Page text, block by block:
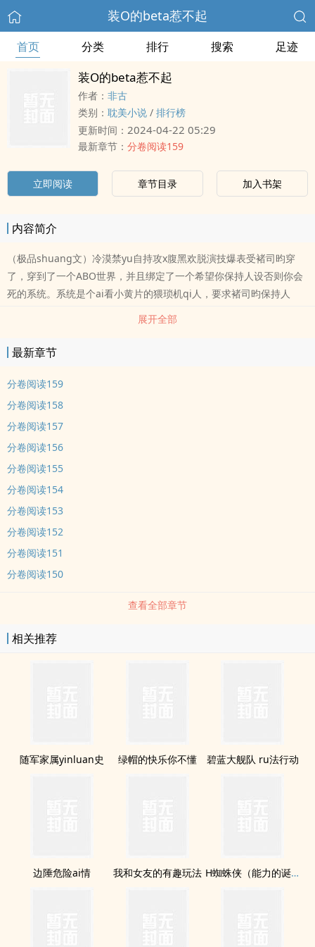
装O的beta惹不起
首页 分类 排行 搜索 足迹
装O的beta惹不起
作者： 非古
类别： 耽美小说 / 排行榜
更新时间： 2024-04-22 05:29
最新章节： 分卷阅读159
立即阅读 章节目录 加入书架
内容简介
（极品shuang文）冷漠禁yu自持攻x腹黑欢脱演技爆表受褚司昀穿
了，穿到了一个ABO世界，并且绑定了一个希望你保持人设否则你会
死的系统。系统是个ai看小黄片的猥琐机qi人，要求褚司昀保持人
设，给分的时候抠门儿到褚司昀崩溃。面对xing别不一样的世界，褚
司昀还能接受。面对一堆极品亲戚，褚司昀也还能保持微笑，毕竟读
了那么多年表演也不是混饭吃的。可是极品亲戚为什么要让shen为
晟：优乐美是什么？褚司昀：就是我对宗晟的ai，连绵不绝攻不是渣
男，不是渣男不是渣男强调三遍，而是纯qing小chu男（羞羞脸。）
的故事。
展开全部
最新章节
分卷阅读159
分卷阅读158
分卷阅读157
分卷阅读156
分卷阅读155
分卷阅读154
分卷阅读153
分卷阅读152
分卷阅读151
分卷阅读150
查看全部章节
相关推荐
随军家属yinluan史 绿帽的快乐你不懂 碧蓝大舰队 ru法行动
边陲危险ai情 我和女友的有趣玩法 H蜘蛛侠（能力的诞生）